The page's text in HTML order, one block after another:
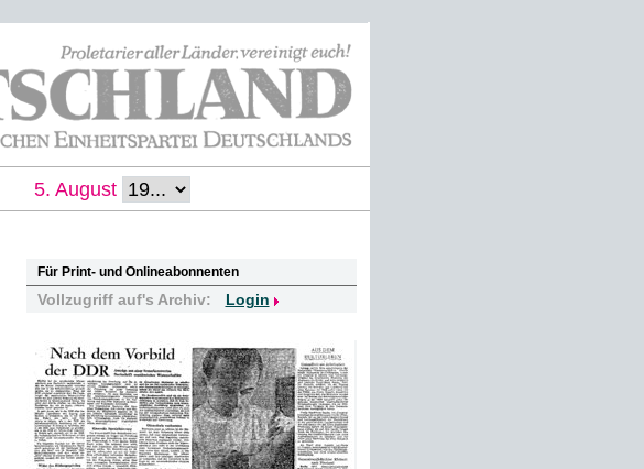
5. August
Für Print- und Onlineabonnenten
Vollzugriff auf's Archiv: Login